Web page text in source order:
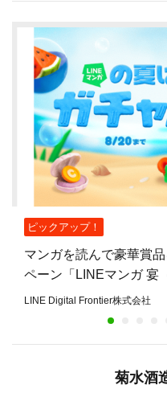
ピックアップ！
マンガを読んで豪華賞
ペーン「LINEマンガ 宴
開催
LINE Digital Frontier株式会社
菊水酒